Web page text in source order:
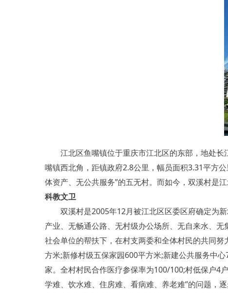
江北区鱼嘴镇位于重庆市江北区的东部，地处长
嘴镇西北角，距镇政府2.8公里，幅员面积3.31平方
体资产、无公共服务”的五无村。而如今，双溪村是
科教文卫
双溪村是2005年12月被江北区区委区府确定为新
产业、无畅通公路、无村级办公场所、无自来水、无
社会单位的帮扶下，在村支两委和全体村民的共同
方米;新修村级五保家园600平方米;新建公共服务中
家。全村村民合作医疗参保率为100/100;村低保户4
学难、饮水难、住房难、看病难、养老难”的问题，